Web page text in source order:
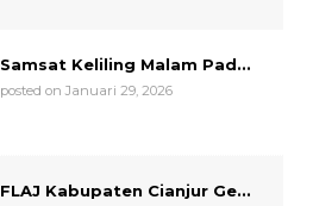
Samsat Keliling Malam Pad...
posted on Januari 29, 2026
FLAJ Kabupaten Cianjur Ge...